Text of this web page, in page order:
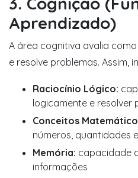
Aprendizado)
A área cognitiva avalia
e resolve problemas. Assim,
Raciocínio Lógico:
logicamente e resolver
Conceitos
números, quantidades
Memória: capacidade
informações